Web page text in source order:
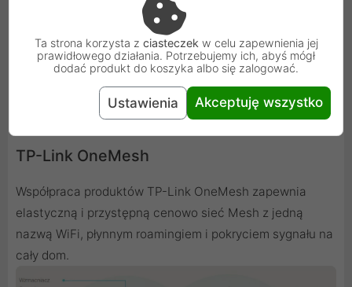
TP-Link OneMesh
Współpraca produktów TP-Link OneMesh zapewnia
elastyczną i przystępną cenowo sieć Mesh z jedną
nazwą WiFi, płynnym roamingiem i pokryciem sygnału na
cały dom.
Ta strona korzysta z ciasteczek w celu zapewnienia jej
prawidłowego działania. Potrzebujemy ich, abyś mógł
dodać produkt do koszyka albo się zalogować.
Ustawienia Akceptuję wszystko